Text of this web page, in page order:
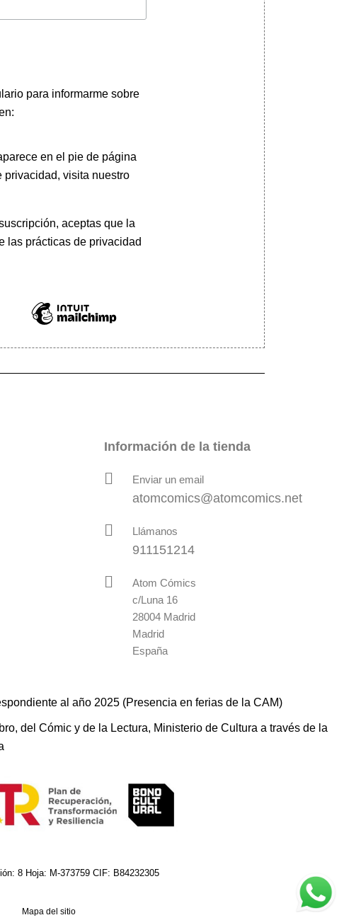
para informarme sobre
en el pie de página
privacidad, visita nuestro
aceptas que la
las prácticas de privacidad
Información de la tienda
Enviar un email
atomcomics@atomcomics.net
Llámanos
911151214
Atom Cómics
c/Luna 16
28004 Madrid
Madrid
España
al año 2025 (Presencia en ferias de la CAM)
del Cómic y de la Lectura, Ministerio de Cultura a través de la
8 Hoja: M-373759 CIF: B84232305
Mapa del sitio